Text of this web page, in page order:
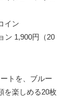
イン
ン 1,900円（20
トを、ブルー
を楽しめる20枚